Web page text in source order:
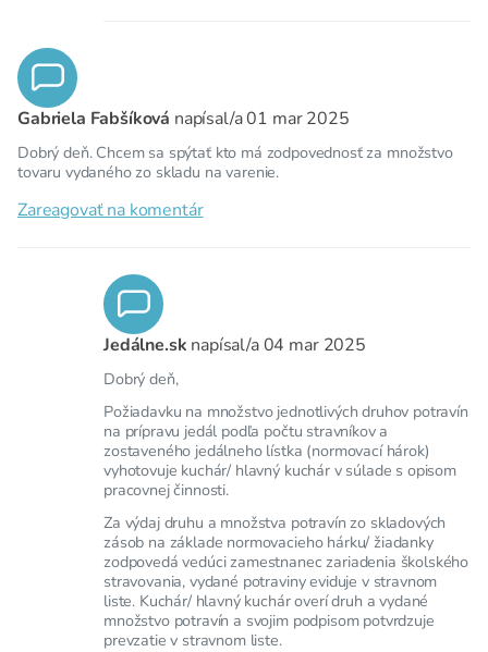
Gabriela Fabšíková napísal/a01 mar 2025
Dobrý deň. Chcem sa spýtať kto má zodpovednosť za množstvo
tovaru vydaného zo skladu na varenie.
Zareagovať na komentár
Jedálne.sk napísal/a04 mar 2025
Dobrý deň,
Požiadavku na množstvo jednotlivých druhov potravín
na prípravu jedál podľa počtu stravníkov a
zostaveného jedálneho lístka (normovací hárok)
vyhotovuje kuchár/ hlavný kuchár v súlade s opisom
pracovnej činnosti.
Za výdaj druhu a množstva potravín zo skladových
zásob na základe normovacieho hárku/ žiadanky
zodpovedá vedúci zamestnanec zariadenia školského
stravovania, vydané potraviny eviduje v stravnom
liste. Kuchár/ hlavný kuchár overí druh a vydané
množstvo potravín a svojim podpisom potvrdzuje
prevzatie v stravnom liste.